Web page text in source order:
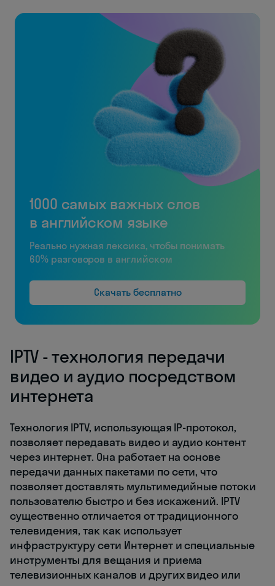
1000 самых важных слов
в английском языке
Реально нужная лексика, чтобы понимать
60% разговоров в английском
Скачать бесплатно
IPTV - технология передачи
видео и аудио посредством
интернета
Технология IPTV, использующая IP-протокол,
позволяет передавать видео и аудио контент
через интернет. Она работает на основе
передачи данных пакетами по сети, что
позволяет доставлять мультимедийные потоки
пользователю быстро и без искажений. IPTV
существенно отличается от традиционного
телевидения, так как использует
инфраструктуру сети Интернет и специальные
инструменты для вещания и приема
телевизионных каналов и других видео или